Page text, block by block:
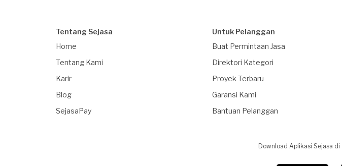
Tentang Sejasa
Home
Tentang Kami
Karir
Blog
SejasaPay
Untuk Pelanggan
Buat Permintaan Jasa
Direktori Kategori
Proyek Terbaru
Garansi Kami
Bantuan Pelanggan
Download Aplikasi Sejasa di